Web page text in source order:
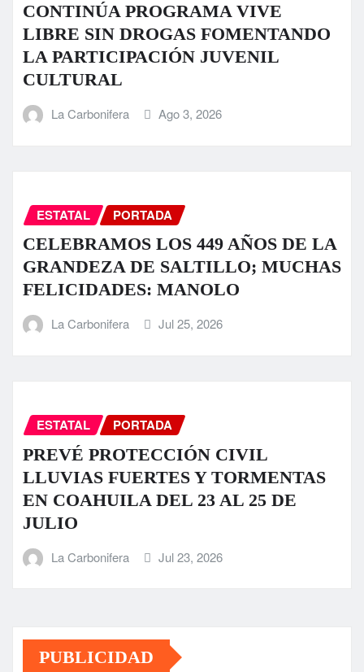
CONTINÚA PROGRAMA VIVE
LIBRE SIN DROGAS FOMENTANDO
LA PARTICIPACIÓN JUVENIL
CULTURAL
La Carbonifera Ago 3, 2026
ESTATAL PORTADA
CELEBRAMOS LOS 449 AÑOS DE LA
GRANDEZA DE SALTILLO; MUCHAS
FELICIDADES: MANOLO
La Carbonifera Jul 25, 2026
ESTATAL PORTADA
PREVÉ PROTECCIÓN CIVIL
LLUVIAS FUERTES Y TORMENTAS
EN COAHUILA DEL 23 AL 25 DE
JULIO
La Carbonifera Jul 23, 2026
PUBLICIDAD